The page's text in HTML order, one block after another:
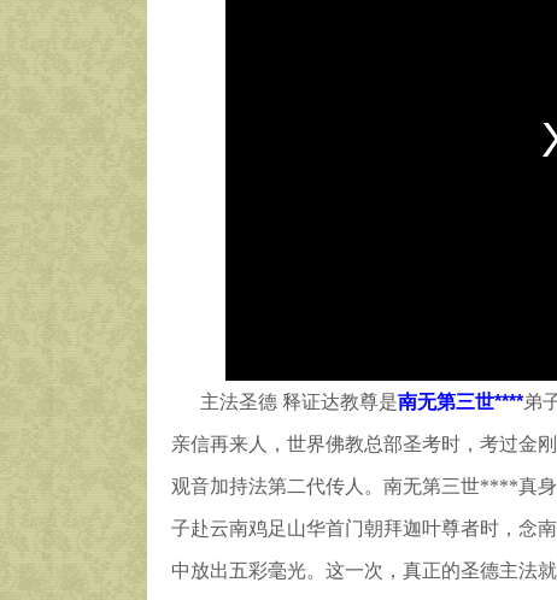
主法圣德 释证达教尊是南无第三世****弟
亲信再来人，世界佛教总部圣考时，考过金
观音加持法第二代传人。南无第三世****真
子赴云南鸡足山华首门朝拜迦叶尊者时，念
中放出五彩毫光。这一次，真正的圣德主法